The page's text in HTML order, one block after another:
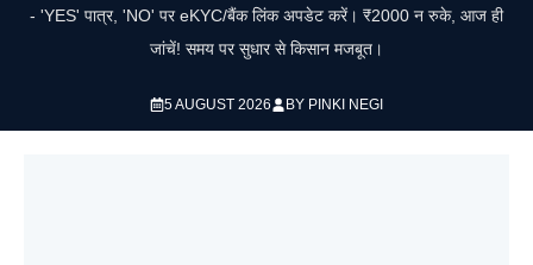
- 'YES' पात्र, 'NO' पर eKYC/बैंक लिंक अपडेट करें। ₹2000 न रुके, आज ही
जांचें! समय पर सुधार से किसान मजबूत।
5 AUGUST 2026 BY PINKI NEGI